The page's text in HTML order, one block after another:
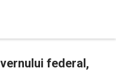
federal,